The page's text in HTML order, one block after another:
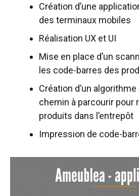
Création d’une
des terminaux mobiles
Réalisation UX et UI
Mise en place d’un
les code-barres des
Création d’un
chemin à parcourir pour
produits dans l’entrepôt
Impression de code-